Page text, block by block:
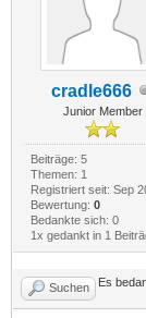
cradle666
Junior Member
Beiträge: 5
Themen: 1
Registriert seit: Sep
Bewertung: 0
Bedankte sich: 0
1x gedankt in 1
Suchen Es